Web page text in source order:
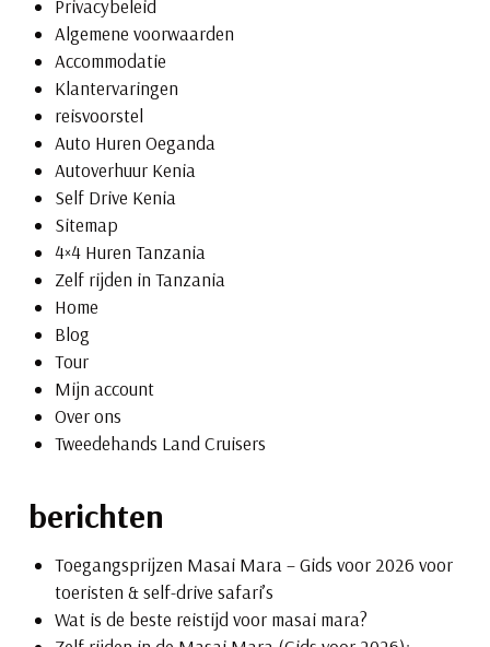
Privacybeleid
Algemene voorwaarden
Accommodatie
Klantervaringen
reisvoorstel
Auto Huren Oeganda
Autoverhuur Kenia
Self Drive Kenia
Sitemap
4×4 Huren Tanzania
Zelf rijden in Tanzania
Home
Blog
Tour
Mijn account
Over ons
Tweedehands Land Cruisers
berichten
Toegangsprijzen Masai Mara – Gids voor 2026 voor
toeristen & self-drive safari’s
Wat is de beste reistijd voor masai mara?